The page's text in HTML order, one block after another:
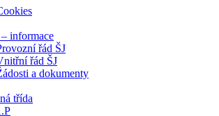
informace
řád ŠJ
řád ŠJ
a dokumenty
třída